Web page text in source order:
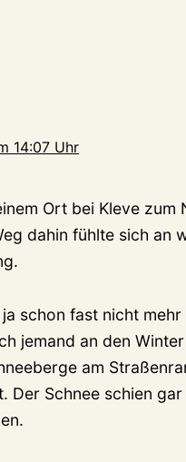
14:07 Uhr
Ort bei Kleve zum
dahin fühlte sich an
schon fast nicht
jemand an den Winter
am
Der Schnee schien